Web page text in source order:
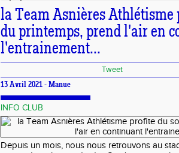
la Team Asnières Athlétisme
du printemps, prend l'air en
l'entrainement...
Tweet
13 Avril 2021 - Manue
INFO CLUB
Depuis un mois, nous nous retrouvons au